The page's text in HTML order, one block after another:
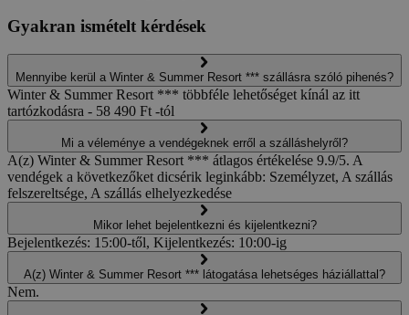
Gyakran ismételt kérdések
Mennyibe kerül a Winter & Summer Resort *** szállásra szóló pihenés?
Winter & Summer Resort *** többféle lehetőséget kínál az itt
tartózkodásra - 58 490 Ft -tól
Mi a véleménye a vendégeknek erről a szálláshelyről?
A(z) Winter & Summer Resort *** átlagos értékelése 9.9/5. A
vendégek a következőket dicsérik leginkább: Személyzet, A szállás
felszereltsége, A szállás elhelyezkedése
Mikor lehet bejelentkezni és kijelentkezni?
Bejelentkezés: 15:00-től, Kijelentkezés: 10:00-ig
A(z) Winter & Summer Resort *** látogatása lehetséges háziállattal?
Nem.